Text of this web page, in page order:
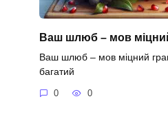
Ваш шлюб – мов
Ваш шлюб – мов міцний
багатий
0 0